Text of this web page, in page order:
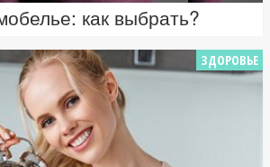
как выбрать?
ЗДОРОВЬЕ